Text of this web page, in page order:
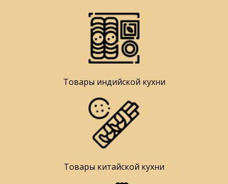
Товары индийской кухни
Товары китайской кухни